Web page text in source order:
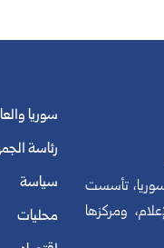
سوريا، تأسست
الإعلام، ومركزها
سوريا
رئاسة
سياسة
محليات